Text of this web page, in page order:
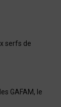
serfs de
GAFAM, le